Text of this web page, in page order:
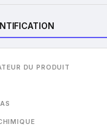
DU PRODUIT